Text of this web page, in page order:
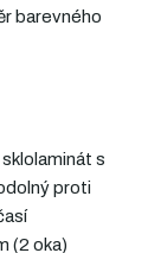
barevného
s
proti
(2 oka)